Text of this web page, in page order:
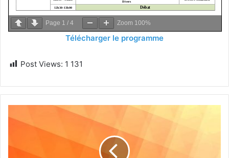
Page 1 / 4 Zoom 100%
Télécharger le programme
Post Views: 1 131